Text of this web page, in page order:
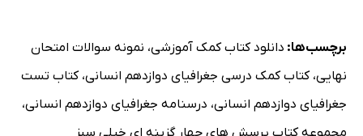
برچسب‌ها: دانلود کتاب کمک آموزشی، نمونه سوالات امتحان
نهایی،کتاب کمک درسی جغرافیای دوازدهم انسانی،کتاب تست
جغرافیای دوازدهم انسانی، درسنامه جغرافیای دوازدهم انسانی،
مجموعه کتاب پرسش های چهار گزینه ای خیلی سبز